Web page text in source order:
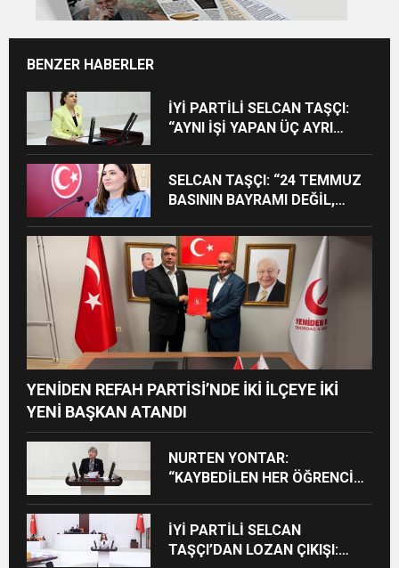
BENZER HABERLER
İYİ PARTİLİ SELCAN TAŞÇI:
“AYNI İŞİ YAPAN ÜÇ AYRI
SELCAN TAŞÇI: “24 TEMMUZ
BASININ BAYRAMI DEĞİL,
YENİDEN REFAH PARTİSİ’NDE İKİ İLÇEYE İKİ
YENİ BAŞKAN ATANDI
NURTEN YONTAR:
“KAYBEDİLEN HER ÖĞRENCİ
İYİ PARTİLİ SELCAN
TAŞÇI’DAN LOZAN ÇIKIŞI: